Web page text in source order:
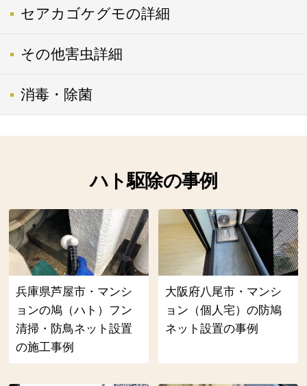
セアカゴケグモの詳細
その他害虫詳細
消毒・除菌
ハト駆除の事例
兵庫県芦屋市・マンシ
ョンの鳩（ハト）フン
清掃・防鳥ネット設置
の施工事例
大阪府八尾市・マンシ
ョン（個人宅）の防鳩
ネット設置の事例